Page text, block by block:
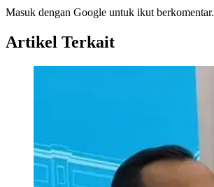
Masuk dengan Google untuk ikut berkomentar.
Artikel Terkait